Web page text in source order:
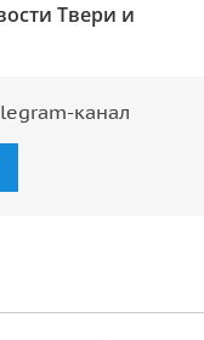
Твери и
канал